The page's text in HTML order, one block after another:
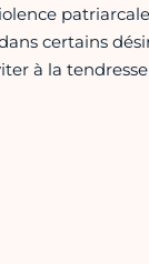
certains
à la tendresse